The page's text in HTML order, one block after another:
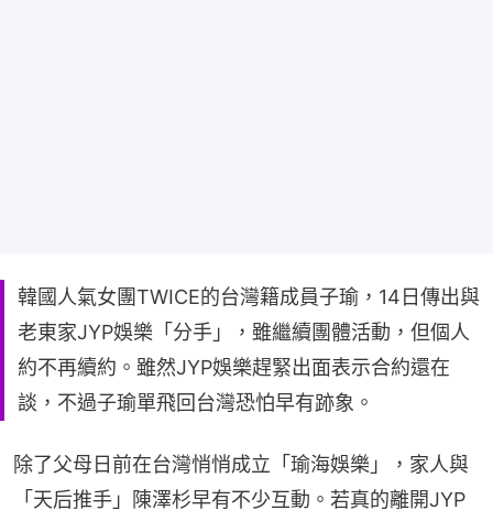
韓國人氣女團TWICE的台灣籍成員子瑜，14日傳出與
老東家JYP娛樂「分手」，雖繼續團體活動，但個人
約不再續約。雖然JYP娛樂趕緊出面表示合約還在
談，不過子瑜單飛回台灣恐怕早有跡象。
除了父母日前在台灣悄悄成立「瑜海娛樂」，家人與
「天后推手」陳澤杉早有不少互動。若真的離開JYP